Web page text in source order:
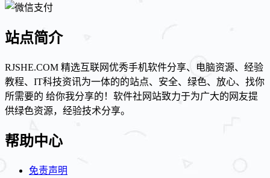
站点简介
RJSHE.COM 精选互联网优秀手机软件分享、电脑资源、经验
教程、IT科技资讯为一体的的站点、安全、绿色、放心、找你
所需要的 给你我分享的！软件社网站致力于为广大的网友提
供绿色资源，经验技术分享。
帮助中心
免责声明